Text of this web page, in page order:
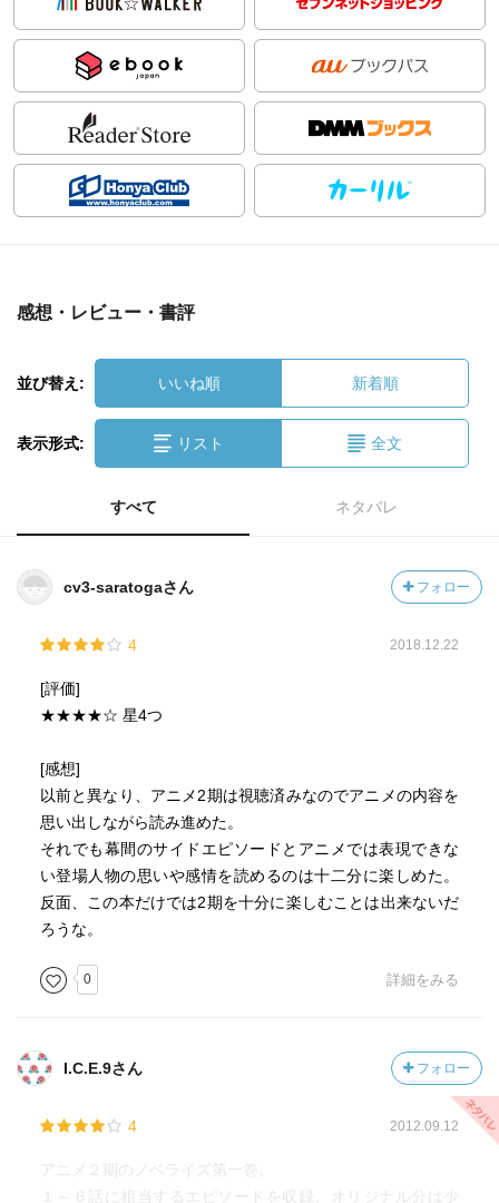
感想・レビュー・書評
並び替え: いいね順 新着順
表示形式: リスト 全文
すべて ネタバレ
cv3-saratogaさん フォロー
4 2018.12.22
[評価]
★★★★☆ 星4つ
[感想]
以前と異なり、アニメ2期は視聴済みなのでアニメの内容を
思い出しながら読み進めた。
それでも幕間のサイドエピソードとアニメでは表現できな
い登場人物の思いや感情を読めるのは十二分に楽しめた。
反面、この本だけでは2期を十分に楽しむことは出来ないだ
ろうな。
0 詳細をみる
I.C.E.9さん フォロー
4 2012.09.12
アニメ２期のノベライズ第一巻。
１～６話に相当するエピソードを収録、オリジナル分は少